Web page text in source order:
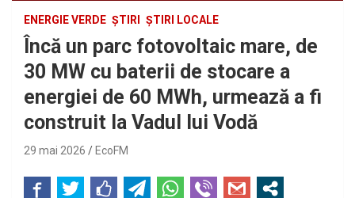
ENERGIE VERDE ȘTIRI ȘTIRI LOCALE
Încă un parc fotovoltaic mare, de
30 MW cu baterii de stocare a
energiei de 60 MWh, urmează a fi
construit la Vadul lui Vodă
29 mai 2026 EcoFM